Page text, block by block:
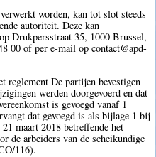
worden, kan tot slot steeds
autoriteit. Deze kan
Drukpersstraat 35, 1000 Brussel,
00 of per e-mail op contact@apd-
reglement De partijen bevestigen
werden doorgevoerd en dat
is gevoegd vanaf 1
dat gevoegd is als bijlage 1 bij
maart 2018 betreffende het
de arbeiders van de scheikundige
116).